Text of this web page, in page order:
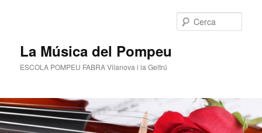
La Música del Pompeu
ESCOLA POMPEU FABRA Vilanova i la Geltrú